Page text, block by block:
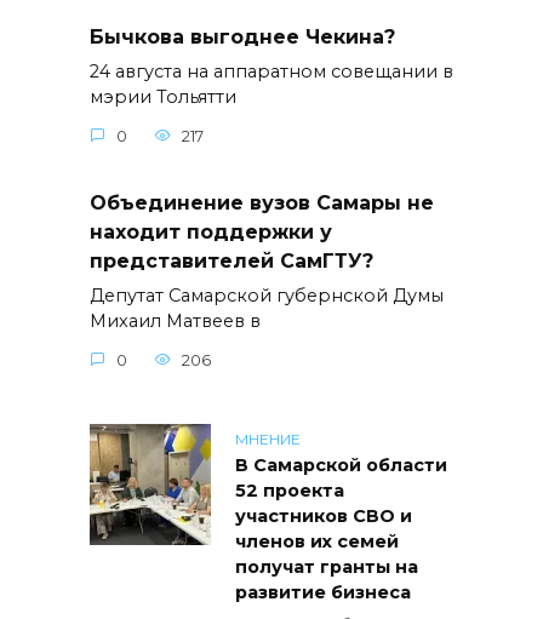
Бычкова выгоднее Чекина?
24 августа на аппаратном совещании в
мэрии Тольятти
0 217
Объединение вузов Самары не
находит поддержки у
представителей СамГТУ?
Депутат Самарской губернской Думы
Михаил Матвеев в
0 206
МНЕНИЕ
В Самарской области
52 проекта
участников СВО и
членов их семей
получат гранты на
развитие бизнеса